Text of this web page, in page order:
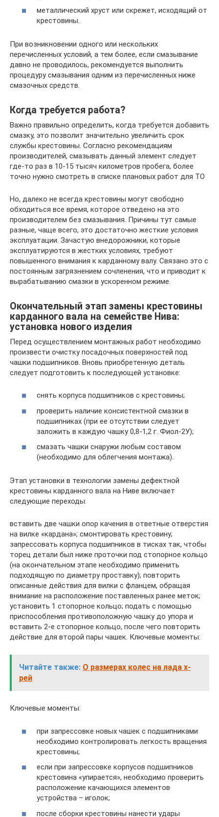
металлический хруст или скрежет, исходящий от
крестовины.
При возникновении одного или нескольких
перечисленных условий, а тем более, если смазывание
давно не проводилось, рекомендуется выполнить
процедуру смазывания одним из перечисленных ниже
смазочных средств.
Когда требуется работа?
Важно правильно определить, когда требуется добавить
смазку, это позволит значительно увеличить срок
службы крестовины. Согласно рекомендациям
производителей, смазывать данный элемент следует
где-то раз в 10-15 тысяч километров пробега, более
точно нужно смотреть в списке плановых работ для ТО
Но, далеко не всегда крестовины могут свободно
обходиться все время, которое отведено на это
производителем без смазывания. Причины тут самые
разные, чаще всего, это достаточно жесткие условия
эксплуатации. Зачастую внедорожники, которые
эксплуатируются в жестких условиях, требуют
повышенного внимания к карданному валу. Связано это с
постоянным загрязнением сочленения, что и приводит к
вырабатыванию смазки в ускоренном режиме.
Окончательный этап замены крестовины
карданного вала на семействе Нива:
установка нового изделия
Перед осуществлением монтажных работ необходимо
произвести очистку посадочных поверхностей под
чашки подшипников. Вновь приобретенную деталь
следует подготовить к последующей установке:
снять корпуса подшипников с крестовины;
проверить наличие консистентной смазки в
подшипниках (при ее отсутствии следует
заложить в каждую чашку 0,8-1,2 г. Фиол-2У);
смазать чашки снаружи любым составом
(необходимо для облегчения монтажа).
Этап установки в технологии замены дефектной
крестовины карданного вала на Ниве включает
следующие переходы:
вставить две чашки опор качения в ответные отверстия
на вилке «кардана»; смонтировать крестовину;
запрессовать корпуса подшипников в тисках так, чтобы
торец детали был ниже проточки под стопорное кольцо
(на окончательном этапе необходимо применить
подходящую по диаметру проставку); повторить
описанные действия для вилки с фланцем, обращая
внимание на расположение поставленных ранее меток;
установить 1 стопорное кольцо; подать с помощью
приспособления противоположную чашку до упора и
вставить 2-е стопорное кольцо, после чего повторить
действие для второй пары чашек. Ключевые моменты:
Читайте также: О размерах колес на лада х-
рей
Ключевые моменты:
при запрессовке новых чашек с подшипниками
необходимо контролировать легкость вращения
крестовины;
если при запрессовке корпусов подшипников
крестовина «упирается», необходимо проверить
расположение качающихся элементов
устройства – иголок;
после сборки крестовины нанести удары